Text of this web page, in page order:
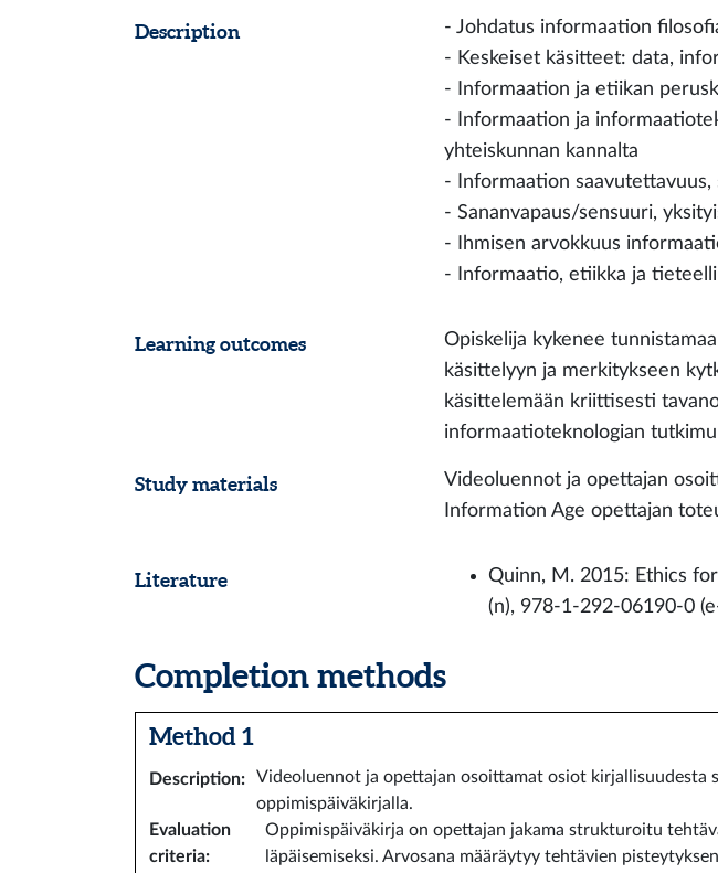
Description
- Johdatus informaation
- Keskeiset käsitteet: data,
- Informaation ja etiikan
- Informaation ja
yhteiskunnan kannalta
- Informaation saavutettavuus,
- Sananvapaus/sensuuri,
- Ihmisen arvokkuus
- Informaatio, etiikka ja
Learning outcomes
Opiskelija kykenee
käsittelyyn ja merkitykseen
käsittelemään kriittisesti
informaatioteknologian
Study materials
Videoluennot ja opettajan
Information Age opettajan
Literature
Quinn, M. 2015: Ethics
(n), 978-1-292-06190-0
Completion methods
Method 1
Description:
Videoluennot ja opettajan osoittamat osiot kirjallisuudesta
oppimispäiväkirjalla.
Evaluation
criteria:
Oppimispäiväkirja on opettajan jakama strukturoitu
läpäisemiseksi. Arvosana määräytyy tehtävien